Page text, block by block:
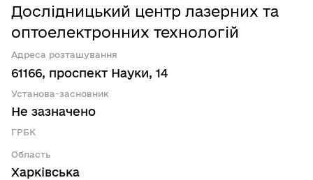
Дослідницький центр лазерних та
оптоелектронних технологій
Адреса розташування
61166, проспект Науки, 14
Установа-засновник
Не зазначено
ГРБК
Область
Харківська